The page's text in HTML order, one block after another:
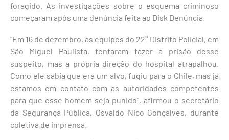
foragido. As investigações sobre o esquema criminoso
começaram após uma denúncia feita ao Disk Denúncia.
“Em 16 de dezembro, as equipes do 22° Distrito Policial, em
São Miguel Paulista, tentaram fazer a prisão desse
suspeito, mas a própria direção do hospital atrapalhou.
Como ele sabia que era um alvo, fugiu para o Chile, mas já
estamos em contato com as autoridades competentes
para que esse homem seja punido”, afirmou o secretário
da Segurança Pública, Osvaldo Nico Gonçalves, durante
coletiva de imprensa.